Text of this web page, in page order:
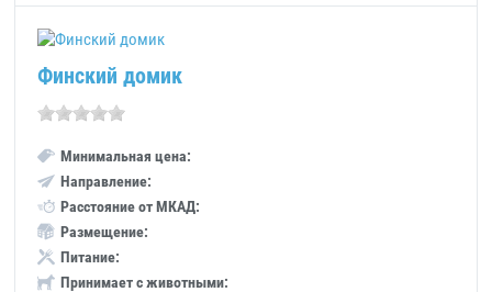
Финский домик
Минимальная цена:
Направление:
Расстояние от МКАД:
Размещение:
Питание:
Принимает с животными: